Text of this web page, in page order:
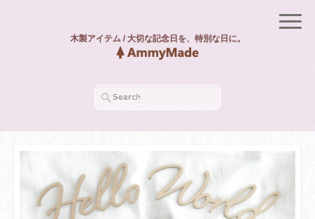
木製アイテム / 大切な記念日を、特別な日に。